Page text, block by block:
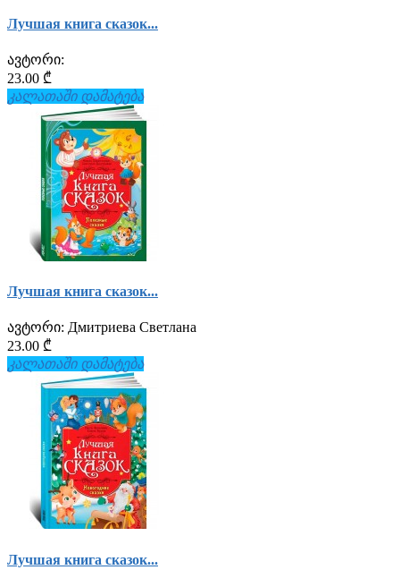
Лучшая книга сказок...
ავტორი:
23.00 ₾
კალათაში დამატება
Лучшая книга сказок...
ავტორი: Дмитриева Светлана
23.00 ₾
კალათაში დამატება
Лучшая книга сказок...